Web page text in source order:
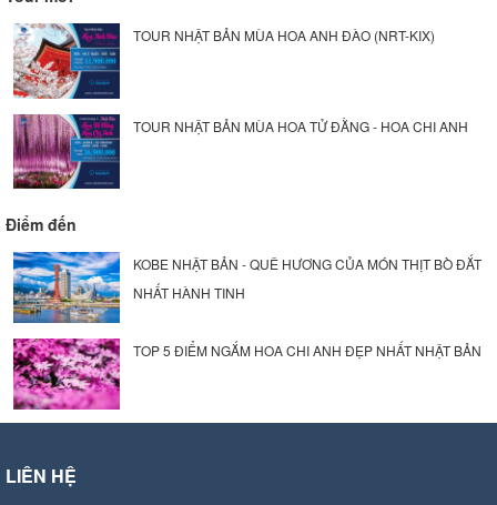
TOUR NHẬT BẢN MÙA HOA ANH ĐÀO (NRT-KIX)
TOUR NHẬT BẢN MÙA HOA TỬ ĐẰNG - HOA CHI ANH
Điểm đến
KOBE NHẬT BẢN - QUÊ HƯƠNG CỦA MÓN THỊT BÒ ĐẮT
NHẤT HÀNH TINH
TOP 5 ĐIỂM NGẮM HOA CHI ANH ĐẸP NHẤT NHẬT BẢN
LIÊN HỆ